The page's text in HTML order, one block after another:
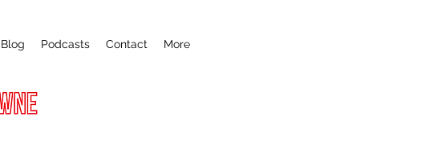
Blog Podcasts Contact More